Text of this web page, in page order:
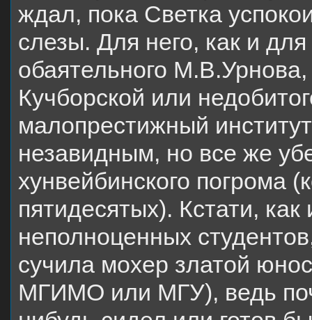
ждал, пока Светка
слезы. Для него, как и
обаятельного
Кучборской или
малопрестижный
незавидным, но все же
хунвейбинского погрома
пятидесятых). Кстати,
неполноценных
сучила мохер златой
МГИМО или МГУ), ведь